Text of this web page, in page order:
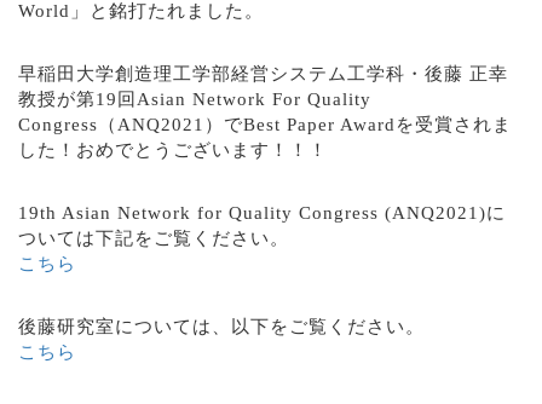
World」と銘打たれました。
早稲田大学創造理工学部経営システム工学科・後藤 正幸
教授が第19回Asian Network For Quality
Congress（ANQ2021）でBest Paper Awardを受賞されま
した！おめでとうございます！！！
19th Asian Network for Quality Congress (ANQ2021)に
ついては下記をご覧ください。
こちら
後藤研究室については、以下をご覧ください。
こちら